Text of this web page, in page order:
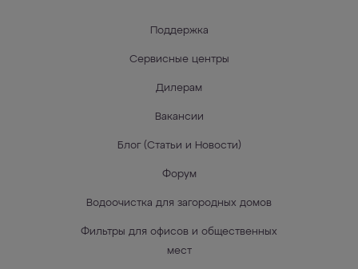
Поддержка
Сервисные центры
Дилерам
Вакансии
Блог (Статьи и Новости)
Форум
Водоочистка для загородных домов
Фильтры для офисов и общественных
мест